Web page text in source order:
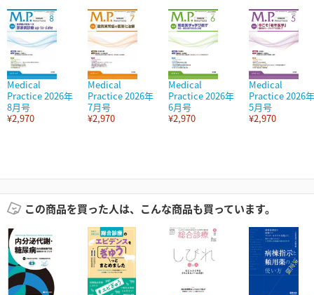
Medical
Practice 2026年
8月号
¥2,970
Medical
Practice 2026年
7月号
¥2,970
Medical
Practice 2026年
6月号
¥2,970
Medical
Practice 2026年
5月号
¥2,970
この商品を買った人は、こんな商品も買っています。